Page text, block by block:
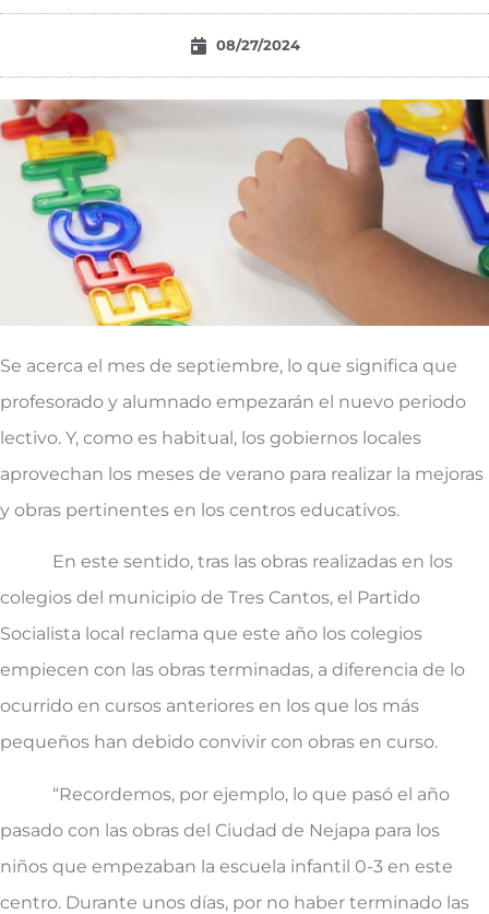
08/27/2024
Se acerca el mes de septiembre, lo que significa que
profesorado y alumnado empezarán el nuevo periodo
lectivo. Y, como es habitual, los gobiernos locales
aprovechan los meses de verano para realizar la mejoras
y obras pertinentes en los centros educativos.
En este sentido, tras las obras realizadas en los
colegios del municipio de Tres Cantos, el Partido
Socialista local reclama que este año los colegios
empiecen con las obras terminadas, a diferencia de lo
ocurrido en cursos anteriores en los que los más
pequeños han debido convivir con obras en curso.
“Recordemos, por ejemplo, lo que pasó el año
pasado con las obras del Ciudad de Nejapa para los
niños que empezaban la escuela infantil 0-3 en este
centro. Durante unos días, por no haber terminado las